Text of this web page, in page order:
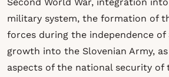
military system, the formation of
forces during the independence of
growth into the Slovenian Army,
aspects of the national security of